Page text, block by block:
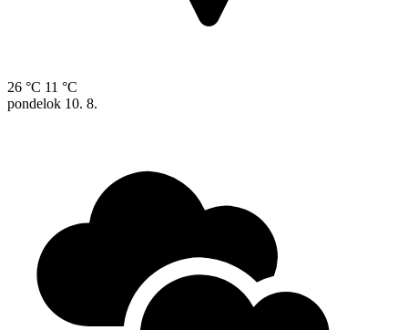
26 °C 11 °C
pondelok 10. 8.